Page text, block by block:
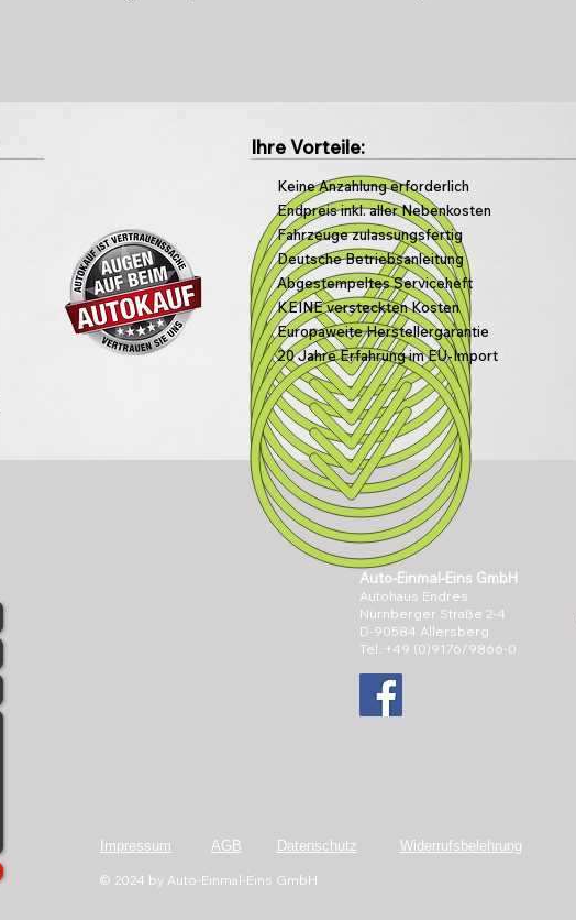
Ihre Vorteile:
Keine Anzahlung erforderlich
Endpreis inkl. aller Nebenkosten
Fahrzeuge zulassungsfertig
Deutsche Betriebsanleitung
Abgestempeltes Serviceheft
KEINE versteckten Kosten
Europaweite Herstellergarantie
20 Jahre Erfahrung im EU-Import
Auto-Einmal-Eins GmbH
Autohaus Endres
Nürnberger Straße 2-4
D-90584 Allersberg
Tel. +49 (0)9176/9866-0
Impressum AGB Datenschutz Widerrufsbelehrung
​© 2024 by Auto-Einmal-Eins GmbH